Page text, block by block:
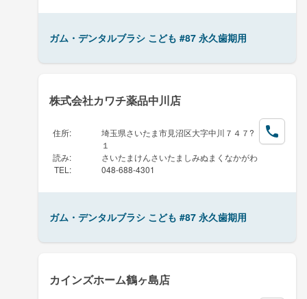
ガム・デンタルブラシ こども #87 永久歯期用
株式会社カワチ薬品中川店
住所:
埼玉県さいたま市見沼区大字中川７４７?
１
読み:
さいたまけんさいたましみぬまくなかがわ
TEL : 048-688-4301
ガム・デンタルブラシ こども #87 永久歯期用
カインズホーム鶴ヶ島店